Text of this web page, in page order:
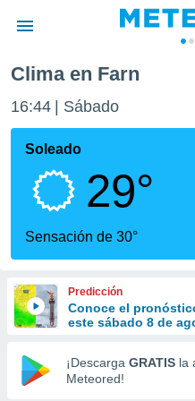
de
ha sido
calidad.
a este
las
y
forma
digital
basada
Clima en Farn
16:44 Sábado
Soleado
29°
Sensación de 30°
Predicción
Conoce el
este sábado 8 de
¡Descarga GRATIS la
Meteored!